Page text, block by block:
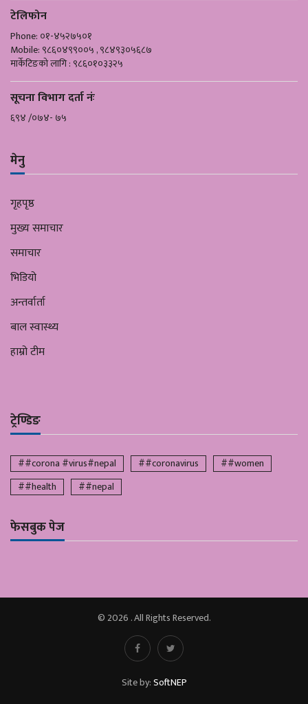
टेलिफोन
Phone: ०१-४५२७५०१
Mobile: ९८६०४९९००५ , ९८४९३०५६८७
मार्केटिङको लागि : ९८६०१०३३२५
सूचना विभाग दर्ता नंः
६९४ /०७४- ७५
मेनु
गृहपृष्ठ
मुख्य समाचार
समाचार
भिडियो
अन्तर्वार्ता
बाल स्वास्थ्य
हाम्रो टीम
ट्रेण्डिङ
##corona #virus#nepal ##coronavirus
##women
##health
##nepal
फेसबुक पेज
© 2026 . All Rights Reserved.
Site by:SoftNEP